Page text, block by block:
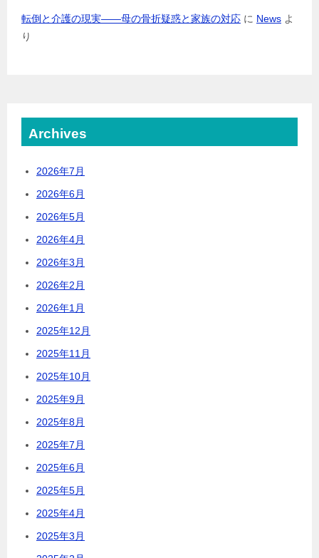
転倒と介護の現実――母の骨折疑惑と家族の対応 に News よ
り
Archives
2026年7月
2026年6月
2026年5月
2026年4月
2026年3月
2026年2月
2026年1月
2025年12月
2025年11月
2025年10月
2025年9月
2025年8月
2025年7月
2025年6月
2025年5月
2025年4月
2025年3月